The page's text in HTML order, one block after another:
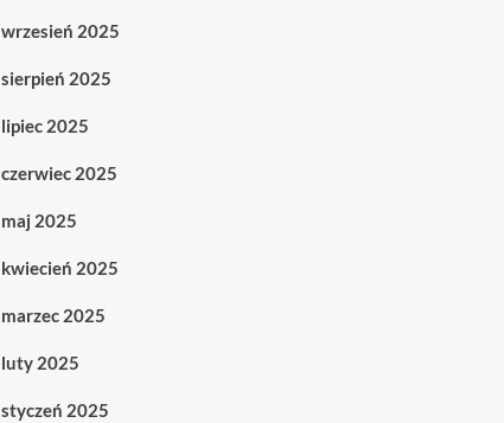
wrzesień 2025
sierpień 2025
lipiec 2025
czerwiec 2025
maj 2025
kwiecień 2025
marzec 2025
luty 2025
styczeń 2025